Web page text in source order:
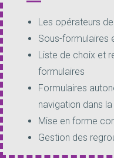
Les opérateurs
Sous-formulaires
Liste de choix et
formulaires
Formulaires
navigation dans
Mise en forme
Gestion des